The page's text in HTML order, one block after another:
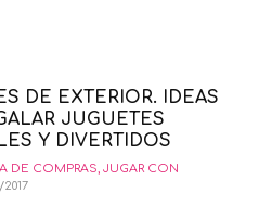
DE EXTERIOR. IDEAS
JUGUETES
Y DIVERTIDOS
DE COMPRAS, JUGAR CON
2017